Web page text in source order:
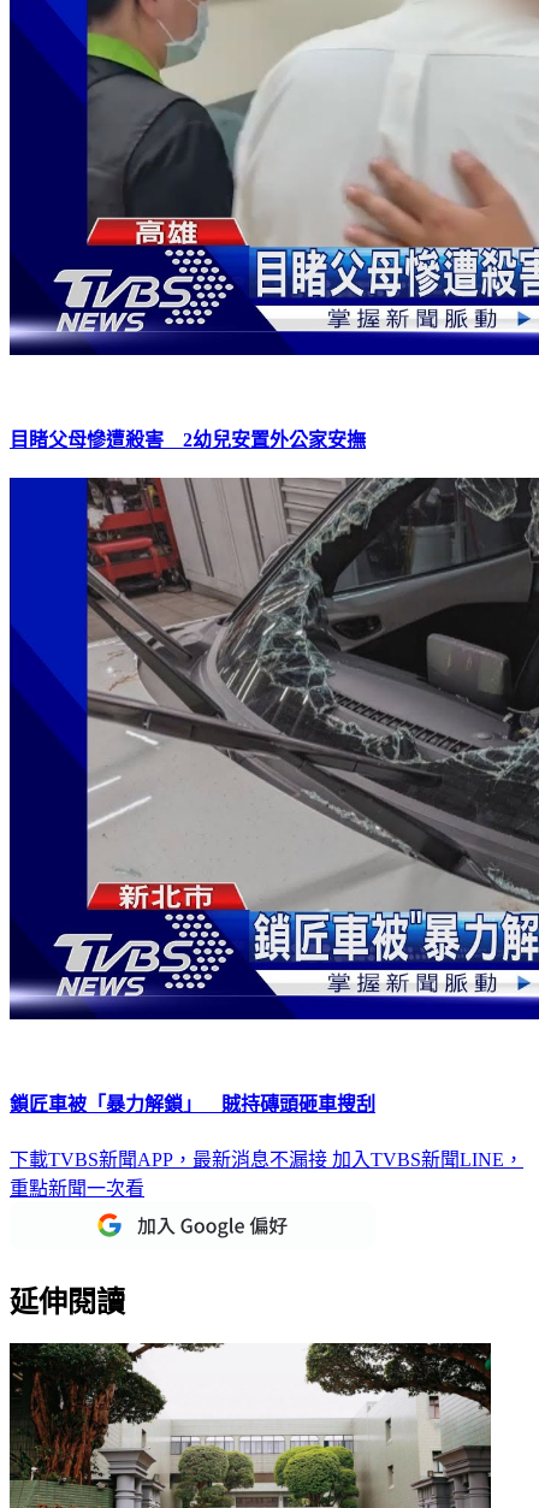
目睹父母慘遭殺害 2幼兒安置外公家安撫
鎖匠車被「暴力解鎖」 賊持磚頭砸車搜刮
下載TVBS新聞APP，最新消息不漏接 加入TVBS新聞LINE，
重點新聞一次看
延伸閱讀